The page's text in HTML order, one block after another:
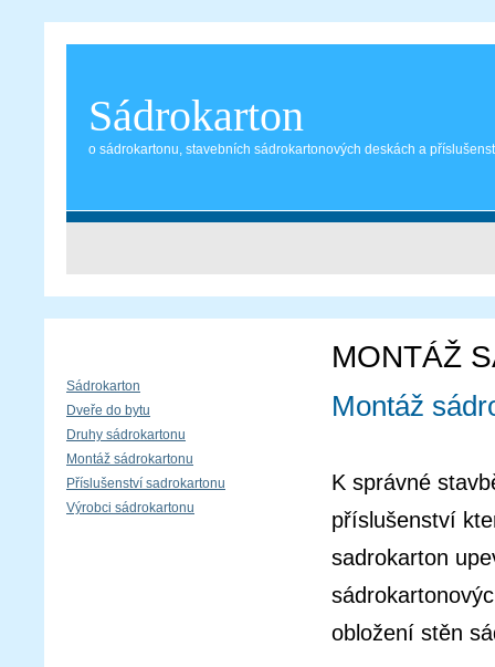
Sádrokarton
o sádrokartonu, stavebních sádrokartonových deskách a
MONTÁŽ
Montáž
K správné
příslušenství
sadrokarton
obložení stěn
Sádrokarton
Dveře do bytu
Druhy sádrokartonu
Montáž sádrokartonu
Příslušenství sadrokartonu
Výrobci sádrokartonu